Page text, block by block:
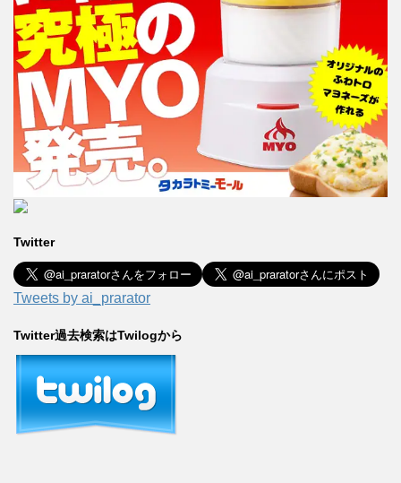
Twitter
Tweets by ai_prarator
Twitter過去検索はTwilogから